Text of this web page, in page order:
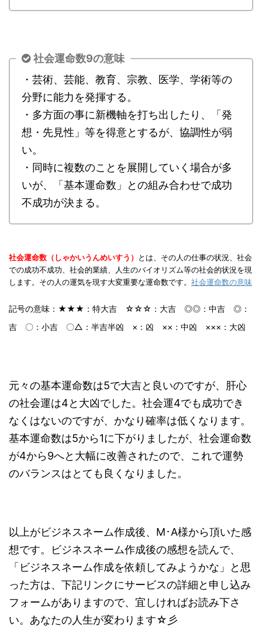
社会運命数9の意味
・芸術、芸能、教育、宗教、医学、学術等の
分野に能力を発揮する。
・多方面の事に新機軸を打ち出したり、「発
想・先見性」等を得意とするが、協調性が弱
い。
・同時に複数のことを展開していく場合が多
いが、「基本運命数」との組み合わせで成功
不成功が決まる。
社会運命数（しゃかいうんめいすう）
とは、その人の仕事の状況、社会
での成功不成功、社会的業績、人生のバイオリズム等の社会的状況を現
します。その人の運気を現す大変重要な運命数です。 社会運命数の意味
記号の意味：★★★：特大吉 ☆☆☆：大吉 ◎◎：中吉 ◎：
吉 〇：小吉 〇△：半吉半凶 ×：凶 ××：中凶 ×××：大凶
元々の基本運命数は5で大吉と良いのですが、肝心
の社会運は4と大凶でした。社会運4でも成功でき
なくはないのですが、かなり確率は低くなります。
基本運命数は5から1に下がりましたが、社会運命数
が4から9へと大幅に改善されたので、これで運勢
のバランスはとても良くなりました。
以上がビジネスネーム作成後、M･A様から頂いた感
想です。ビジネスネーム作成後の感想を読んで、
「ビジネスネーム作成を依頼してみようかな」と思
った方は、下記リンクにサービスの詳細と申し込み
フォームがありますので、宜しければお読み下さ
い。あなたの人生が変わります☆彡